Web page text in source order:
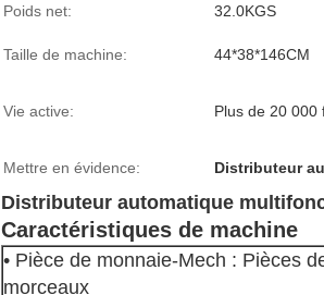
Poids net: 32.0KGS
Taille de machine: 44*38*146CM
Vie active: Plus de 20 000
Mettre en évidence: Distributeur
Distributeur automatique
Caractéristiques de machine
• Pièce de monnaie-Mech : Pièces
morceaux